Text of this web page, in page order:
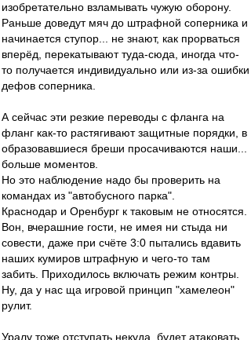
изобретательно взламывать чужую оборону.
Раньше доведут мяч до штрафной соперника и
начинается ступор... не знают, как прорваться
вперёд, перекатывают туда-сюда, иногда что-
то получается индивидуально или из-за ошибки
дефов соперника.
А сейчас эти резкие переводы с фланга на
фланг как-то растягивают защитные порядки, в
образовавшиеся бреши просачиваются наши...
больше моментов.
Но это наблюдение надо бы проверить на
командах из "автобусного парка".
Краснодар и Оренбург к таковым не относятся.
Вон, вчерашние гости, не имея ни стыда ни
совести, даже при счёте 3:0 пытались вдавить
наших кумиров штрафную и чего-то там
забить. Приходилось включать режим контры.
Ну, да у нас ща игровой принцип "хамелеон"
рулит.
Уралу тоже отступать некуда, будет атаковать,